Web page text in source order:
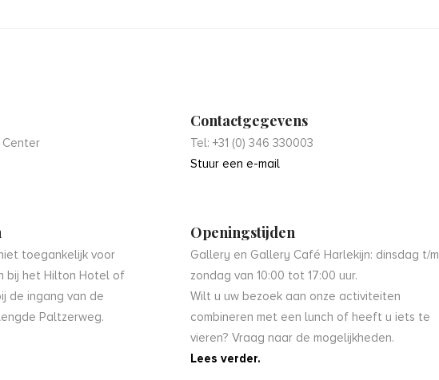
Center
toegankelijk voor
bij het Hilton Hotel of
de ingang van de
Paltzerweg.
Contactgegevens
Tel: +31 (0) 346 330003
Stuur een e-mail
Openingstijden
Gallery en Gallery Café Harlekijn: dinsdag t/m
zondag van 10:00 tot 17:00 uur.
Wilt u uw bezoek aan onze activiteiten
combineren met een lunch of heeft u iets te
vieren? Vraag naar de mogelijkheden.
Lees verder.